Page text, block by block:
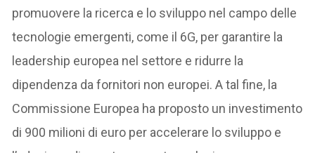
promuovere la ricerca e lo sviluppo nel campo delle
tecnologie emergenti, come il 6G, per garantire la
leadership europea nel settore e ridurre la
dipendenza da fornitori non europei. A tal fine, la
Commissione Europea ha proposto un investimento
di 900 milioni di euro per accelerare lo sviluppo e